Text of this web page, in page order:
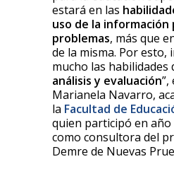
estará en las
uso de la
problemas, más que
de la misma. Por esto,
mucho las habilidades
análisis y evaluación”,
Marianela Navarro,
la Facultad de
quien participó en año
como consultora del
Demre de Nuevas